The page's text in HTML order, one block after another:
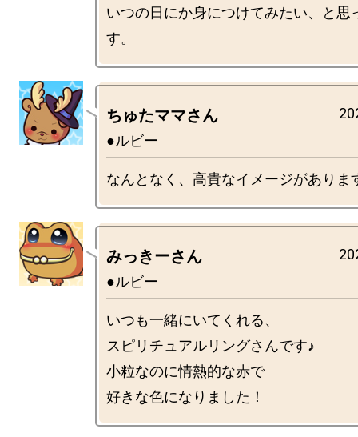
いつの日にか身につけてみたい、と思
ちゅたママさん
●ルビー
みっきーさん
●ルビー
いつも一緒にいてくれる、
スピリチュアルリングさんです♪
小粒なのに情熱的な赤で